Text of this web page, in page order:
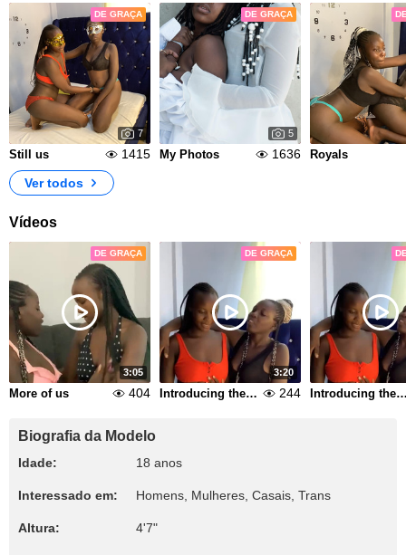
DE GRAÇA
7
Still us 1415
DE GRAÇA
5
My Photos 1636 Royals
Ver todos
Vídeos
DE GRAÇA
3:05
More of us 404
DE GRAÇA
3:20
Introducing the royals 244 Introducing
Biografia da Modelo
Idade: 18 anos
Interessado em: Homens, Mulheres, Casais, Trans
Altura: 4'7"